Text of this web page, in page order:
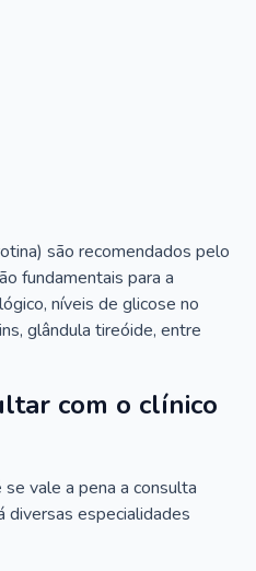
são recomendados pelo
fundamentais para a
níveis de glicose no
glândula tireóide, entre
com o clínico
vale a pena a consulta
diversas especialidades